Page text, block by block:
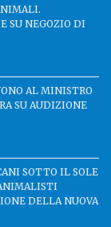
SU NEGOZIO DI
AL MINISTRO
SU AUDIZIONE
SOTTO IL SOLE
DELLA NUOVA